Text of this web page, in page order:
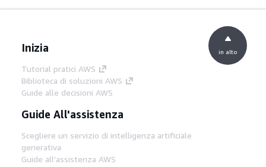
Inizia
Tutorial pratici AWS
Biblioteca di soluzioni AWS
Guide alle decisioni AWS
Guide All'assistenza
Scegliere un servizio di intelligenza artificiale
generativa
Guide all'assistenza AWS
in alto